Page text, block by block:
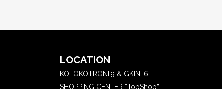
LOCATION
KOLOKOTRONI 9 & GKINI 6
SHOPPING CENTER “TopShop”